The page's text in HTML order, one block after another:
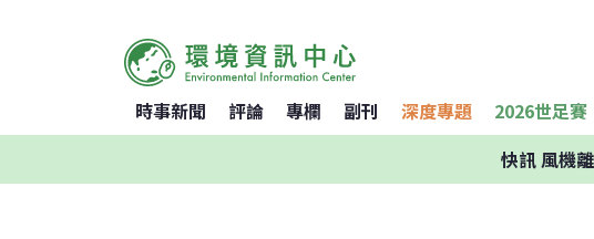
時事新聞 評論 專欄 副刊 深度專題 2026世足賽
快訊風機